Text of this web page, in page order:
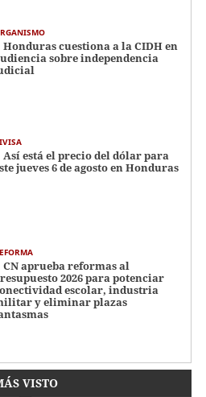
Honduras cuestiona a la CIDH en
sobre independencia
Así está el precio del dólar para
jueves 6 de agosto en Honduras
CN aprueba reformas al
2026 para potenciar
escolar, industria
y eliminar plazas
VISTO